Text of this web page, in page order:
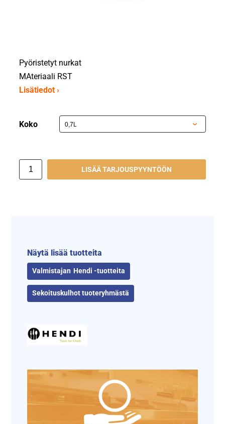
Pyöristetyt nurkat
MAteriaali RST
Lisätiedot ›
Koko
LISÄÄ TARJOUSPYYNTÖÖN
Näytä lisää tuotteita
Hendi -tuotteita
Sekoituskulhot tuoteryhmästä